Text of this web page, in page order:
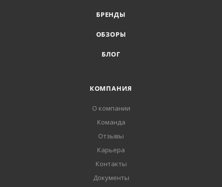
БРЕНДЫ
ОБЗОРЫ
БЛОГ
КОМПАНИЯ
О компании
Команда
Отзывы
Карьера
Контакты
Документы